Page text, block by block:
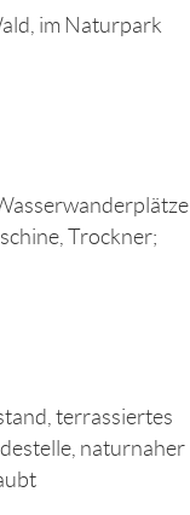
im Naturpark
Trockner;
terrassiertes
naturnaher